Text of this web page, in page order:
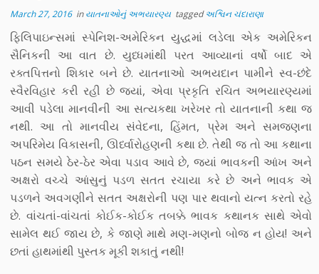
March 27, 2016inયાતનાઓનું અભયારણ્ય taggedઅશ્વિન ચંદારાણા
ફિલિપાઇન્સમાં સ્પેનિશ-અમેરિકન યુદ્ધમાં લડેલા એક અમેરિકન
સૈનિકની આ વાત છે. યુધ્ધમાંથી પરત આવ્યાનાં વર્ષો બાદ એ
રક્તપિત્તનો શિકાર બને છે. યાતનાઓ અભયદાન પામીને સ્વ-છંદે
સ્વૈરવિહાર કરી રહી છે જ્યાં, એવા પ્રકૃતિ રચિત અભયારણ્યમાં
આવી પડેલા માનવીની આ સત્યકથા ખરેખર તો યાતનાની કથા જ
નથી. આ તો માનવીય સંવેદના, હિંમત, પ્રેમ અને સમજણના
અપરિમેય વિકાસની, ઊર્ધ્વારોહણની કથા છે. તેથી જ તો આ કથાના
પઠન સમયે ઠેર-ઠેર એવા પડાવ આવે છે, જ્યાં ભાવકની આંખ અને
અક્ષરો વચ્ચે આંસુનું પડળ સતત રચાયા કરે છે અને ભાવક એ
પડળને અવગણીને સતત અક્ષરોની પણ પાર થવાનો યત્ન કરતો રહે
છે. વાંચતાં-વાંચતાં કોઈક-કોઈક તબક્કે ભાવક કથાનક સાથે એવો
સામેલ થઈ જાય છે, કે જાણે માથે મણ-મણનો બોજ ન હોય! અને
છતાં હાથમાંથી પુસ્તક મૂકી શકાતું નથી!